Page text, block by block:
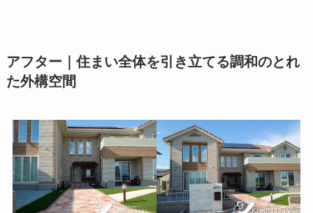
アフター｜住まい全体を引き立てる調和のとれ
た外構空間